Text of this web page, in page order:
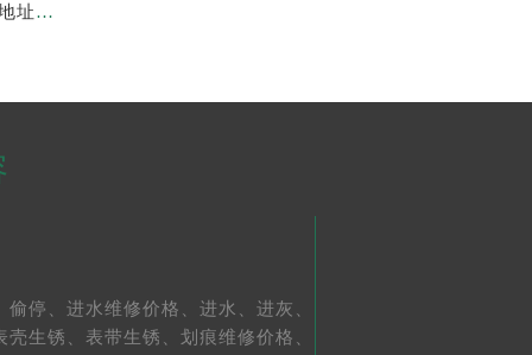
亲身到店探访上海劳力士官方售后服务中心｜最新维修地址与官方电话（2026年7月最新）
偷停、 进水维修价格、 进水、 进灰、
壳生锈、 表带生锈、 划痕维修价格、